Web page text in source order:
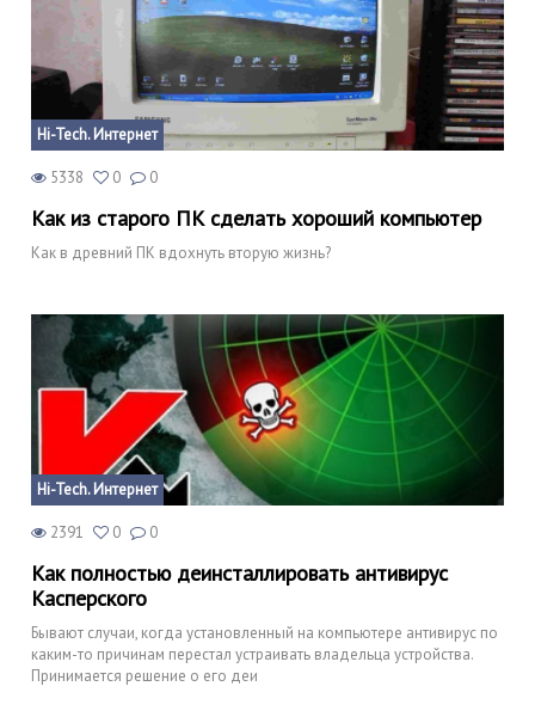
Hi-Tech. Интернет
5338 0 0
Как из старого ПК сделать хороший компьютер
Как в древний ПК вдохнуть вторую жизнь?
Hi-Tech. Интернет
2391 0 0
Как полностью деинсталлировать антивирус
Касперского
Бывают случаи, когда установленный на компьютере антивирус по
каким-то причинам перестал устраивать владельца устройства.
Принимается решение о его деи